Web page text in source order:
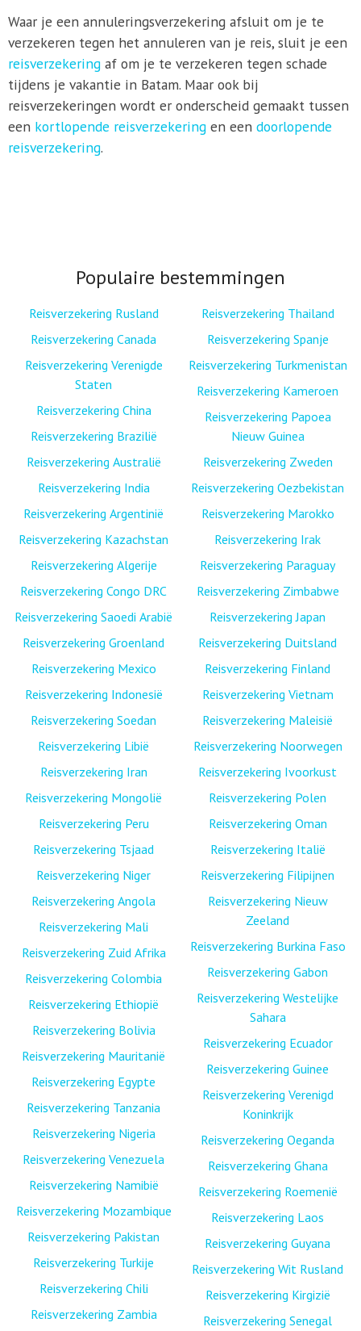
Waar je een annuleringsverzekering afsluit om je te
verzekeren tegen het annuleren van je reis, sluit je een
reisverzekeringaf om je te verzekeren tegen schade
tijdens je vakantie in Batam. Maar ook bij
reisverzekeringen wordt er onderscheid gemaakt tussen
een kortlopende reisverzekeringen een doorlopende
reisverzekering.
Populaire bestemmingen
Reisverzekering Rusland
Reisverzekering Canada
Reisverzekering Verenigde
Staten
Reisverzekering China
Reisverzekering Brazilië
Reisverzekering Australië
Reisverzekering India
Reisverzekering Argentinië
Reisverzekering Kazachstan
Reisverzekering Algerije
Reisverzekering Congo DRC
Reisverzekering Saoedi Arabië
Reisverzekering Groenland
Reisverzekering Mexico
Reisverzekering Indonesië
Reisverzekering Soedan
Reisverzekering Libië
Reisverzekering Iran
Reisverzekering Mongolië
Reisverzekering Peru
Reisverzekering Tsjaad
Reisverzekering Niger
Reisverzekering Angola
Reisverzekering Mali
Reisverzekering Zuid Afrika
Reisverzekering Colombia
Reisverzekering Ethiopië
Reisverzekering Bolivia
Reisverzekering Mauritanië
Reisverzekering Egypte
Reisverzekering Tanzania
Reisverzekering Nigeria
Reisverzekering Venezuela
Reisverzekering Namibië
Reisverzekering Mozambique
Reisverzekering Pakistan
Reisverzekering Turkije
Reisverzekering Chili
Reisverzekering Zambia
Reisverzekering Thailand
Reisverzekering Spanje
Reisverzekering Turkmenistan
Reisverzekering Kameroen
Reisverzekering Papoea
Nieuw Guinea
Reisverzekering Zweden
Reisverzekering Oezbekistan
Reisverzekering Marokko
Reisverzekering Irak
Reisverzekering Paraguay
Reisverzekering Zimbabwe
Reisverzekering Japan
Reisverzekering Duitsland
Reisverzekering Finland
Reisverzekering Vietnam
Reisverzekering Maleisië
Reisverzekering Noorwegen
Reisverzekering Ivoorkust
Reisverzekering Polen
Reisverzekering Oman
Reisverzekering Italië
Reisverzekering Filipijnen
Reisverzekering Nieuw
Zeeland
Reisverzekering Burkina Faso
Reisverzekering Gabon
Reisverzekering Westelijke
Sahara
Reisverzekering Ecuador
Reisverzekering Guinee
Reisverzekering Verenigd
Koninkrijk
Reisverzekering Oeganda
Reisverzekering Ghana
Reisverzekering Roemenië
Reisverzekering Laos
Reisverzekering Guyana
Reisverzekering Wit Rusland
Reisverzekering Kirgizië
Reisverzekering Senegal